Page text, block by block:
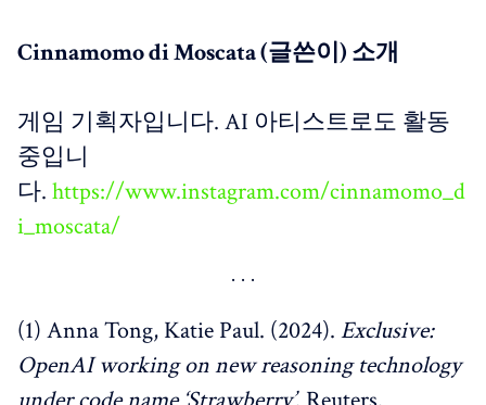
Cinnamomo di Moscata (글쓴이) 소개
게임 기획자입니다. AI 아티스트로도 활동
중입니
다. https://www.instagram.com/cinnamomo_d
i_moscata/
(1) Anna Tong, Katie Paul. (2024). Exclusive:
OpenAI working on new reasoning technology